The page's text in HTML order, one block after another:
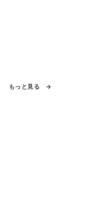
もっと見る